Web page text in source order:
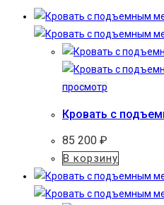
просмотр
Кровать с
85 200 ₽
В корзину